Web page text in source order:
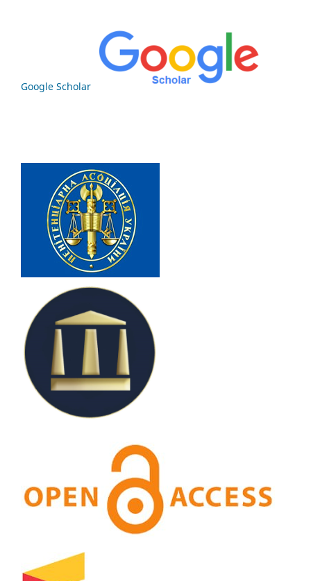
Google Scholar